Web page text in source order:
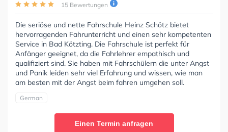
15 Bewertungen
Die seriöse und nette Fahrschule Heinz Schötz bietet
hervorragenden Fahrunterricht und einen sehr kompetenten
Service in Bad Kötzting. Die Fahrschule ist perfekt für
Anfänger geeignet, da die Fahrlehrer empathisch und
qualifiziert sind. Sie haben mit Fahrschülern die unter Angst
und Panik leiden sehr viel Erfahrung und wissen, wie man
am besten mit der Angst beim fahren umgehen soll.
German
Einen Termin anfragen